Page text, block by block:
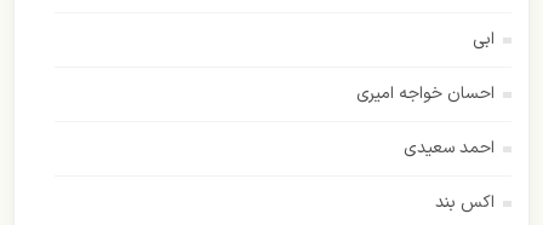
ابی
احسان خواجه امیری
احمد سعیدی
اکس بند